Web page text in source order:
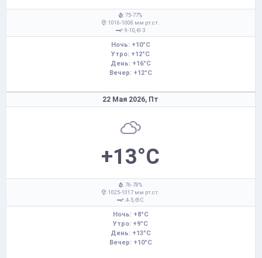
: 75-77%
: 1016-1008 мм рт.ст.
: 9-10,
З
Ночь: +10°C
Утро: +12°C
День: +16°C
Вечер: +12°C
22 Мая 2026, Пт
+13°C
: 76-78%
: 1025-1017 мм рт.ст.
: 4-5,
С
Ночь: +8°C
Утро: +9°C
День: +13°C
Вечер: +10°C